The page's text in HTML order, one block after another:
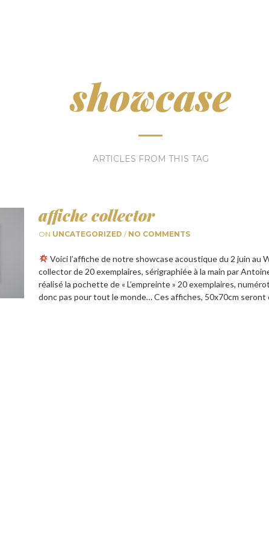
showcase
ARTICLES FROM THIS TAG
affiche collector
ON UNCATEGORIZED / NO COMMENTS
Voici l’affiche de notre showcase acoustique du 2 juin au
collector de 20 exemplaires, sérigraphiée à la main par
réalisé la pochette de « L’empreinte » 20 exemplaires,
donc pas pour tout le monde… Ces affiches, 50x70cm